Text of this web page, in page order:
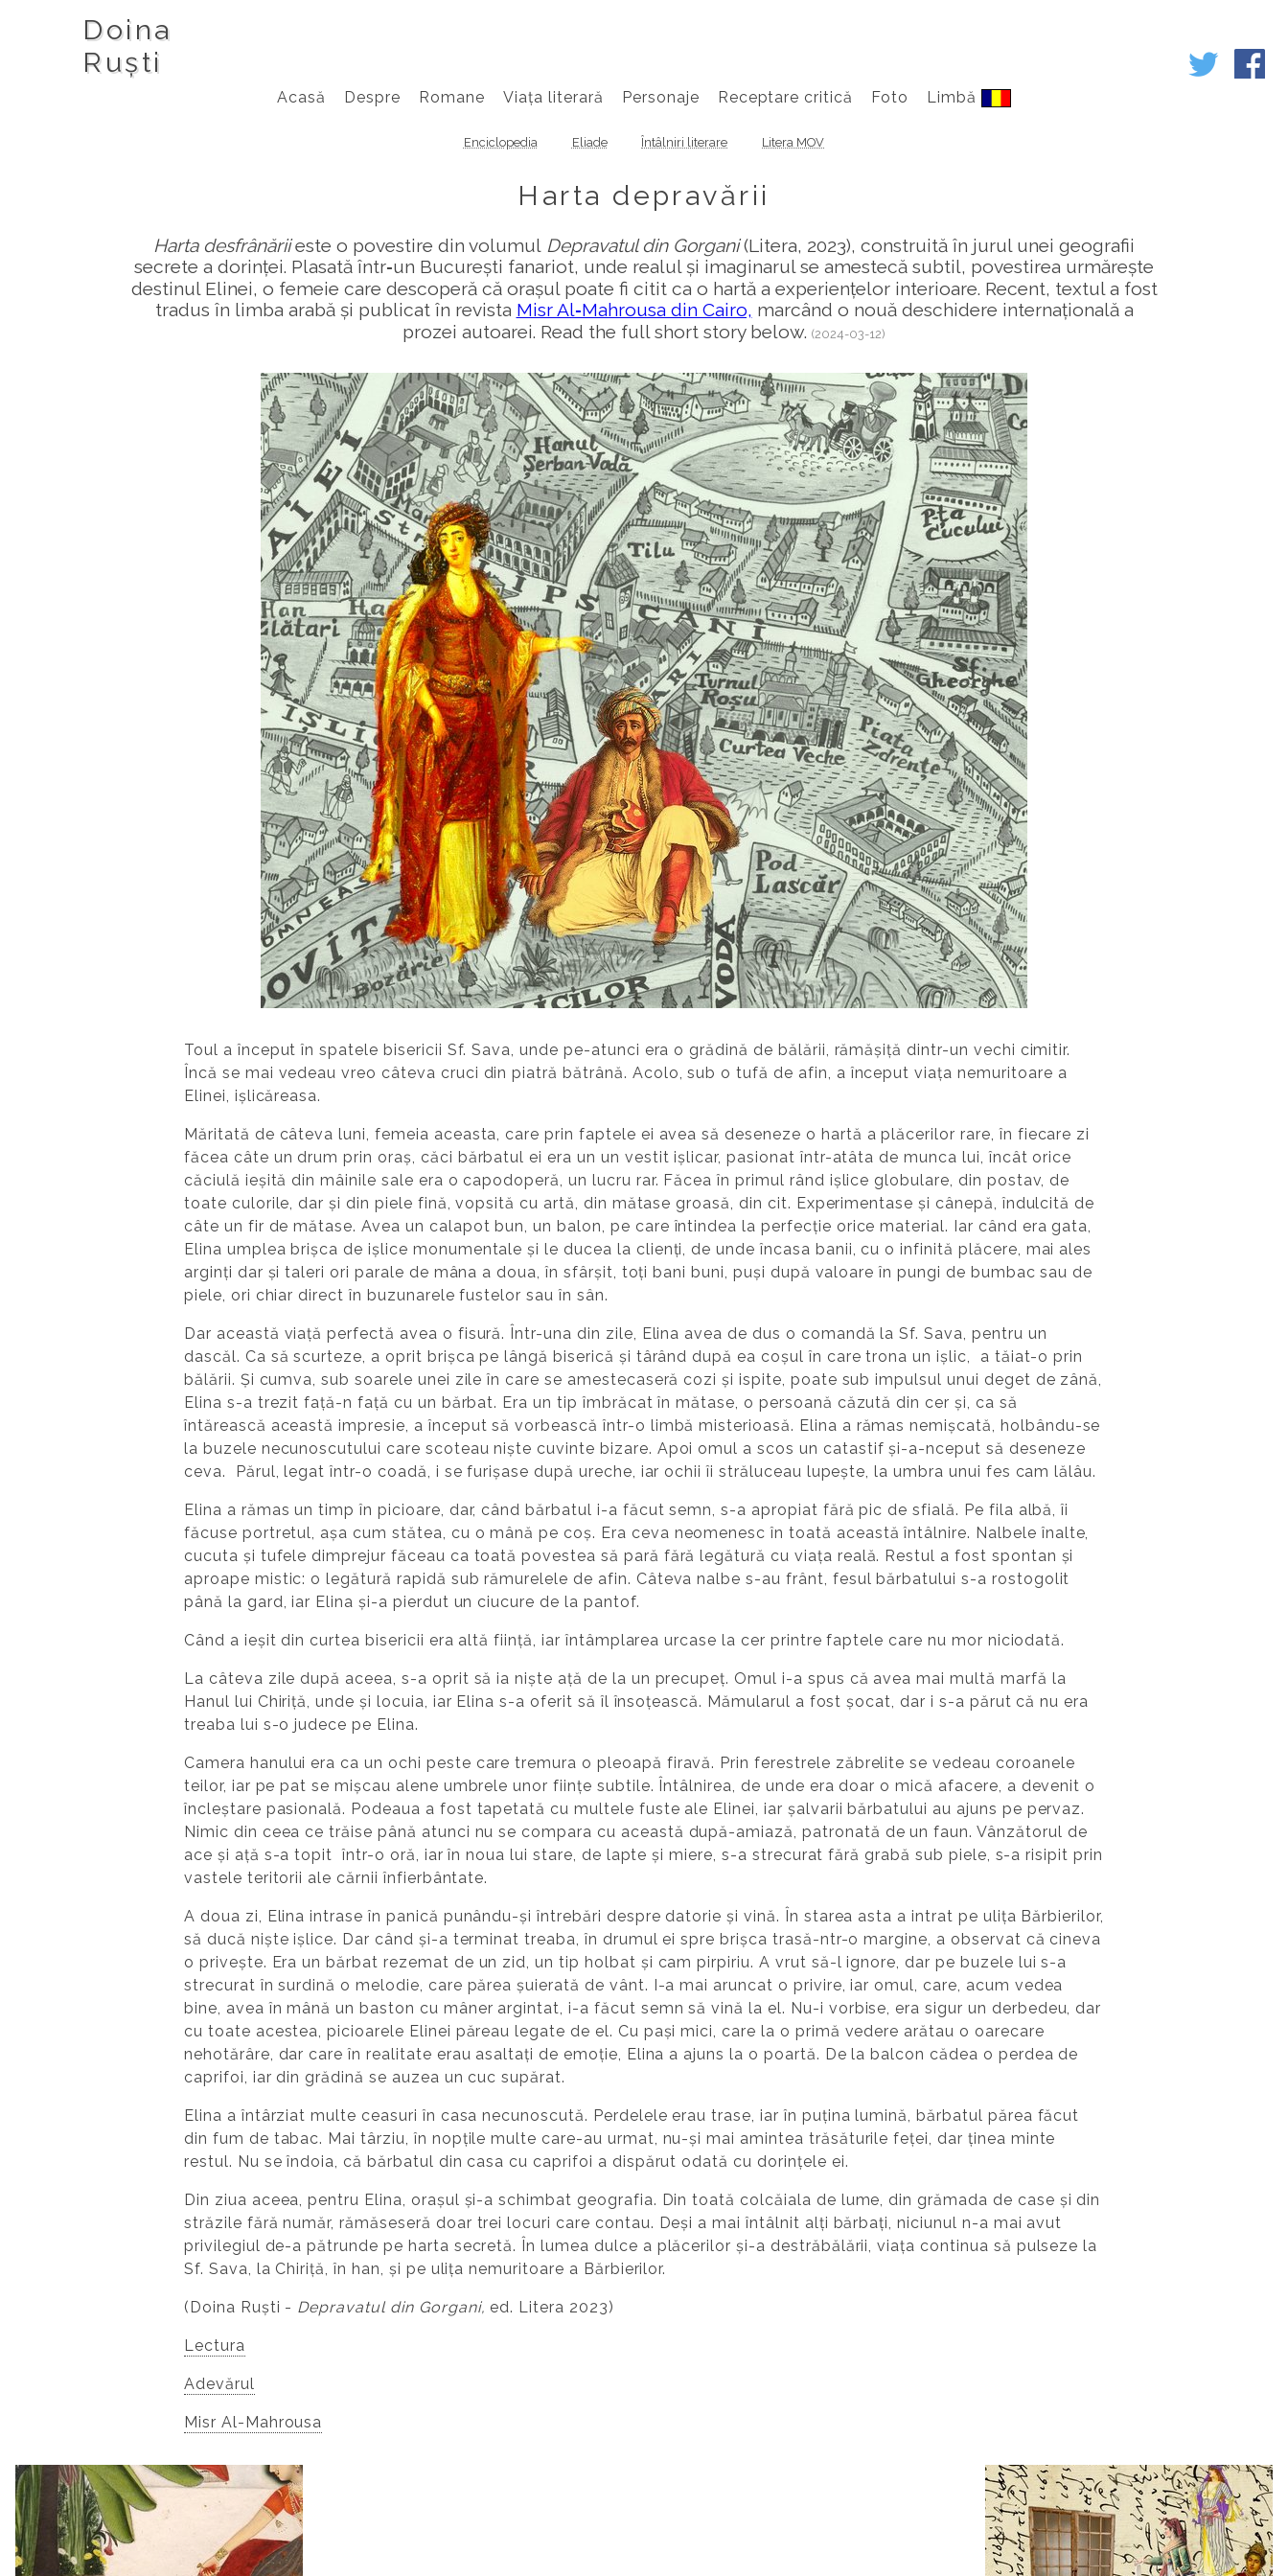
Doina
Ruști
Acasă Despre Romane Viața literară Personaje Receptare critică Foto Limbă
Enciclopedia Eliade Întâlniri literare Litera MOV
Harta depravării
Harta desfrânăriieste o povestire din volumul Depravatul din Gorgani(Litera, 2023), construită în jurul unei geografii
secrete a dorinței. Plasată într‑un București fanariot, unde realul și imaginarul se amestecă subtil, povestirea urmărește
destinul Elinei, o femeie care descoperă că orașul poate fi citit ca o hartă a experiențelor interioare. Recent, textul a fost
tradus în limba arabă și publicat în revista Misr Al‑Mahrousa din Cairo, marcând o nouă deschidere internațională a
prozei autoarei. Read the full short story below. (2024-03-12)
Toul a început în spatele bisericii Sf. Sava, unde pe-atunci era o grădină de bălării, rămășiță dintr-un vechi cimitir.
Încă se mai vedeau vreo câteva cruci din piatră bătrână. Acolo, sub o tufă de afin, a început viața nemuritoare a
Elinei, ișlicăreasa.
Măritată de câteva luni, femeia aceasta, care prin faptele ei avea să deseneze o hartă a plăcerilor rare, în fiecare zi
făcea câte un drum prin oraș, căci bărbatul ei era un un vestit ișlicar, pasionat într-atâta de munca lui, încât orice
căciulă ieșită din mâinile sale era o capodoperă, un lucru rar. Făcea în primul rând ișlice globulare, din postav, de
toate culorile, dar și din piele fină, vopsită cu artă, din mătase groasă, din cit. Experimentase și cânepă, îndulcită de
câte un fir de mătase. Avea un calapot bun, un balon, pe care întindea la perfecție orice material. Iar când era gata,
Elina umplea brișca de ișlice monumentale și le ducea la clienți, de unde încasa banii, cu o infinită plăcere, mai ales
arginți dar și taleri ori parale de mâna a doua, în sfârșit, toți bani buni, puși după valoare în pungi de bumbac sau de
piele, ori chiar direct în buzunarele fustelor sau în sân.
Dar această viață perfectă avea o fisură. Într-una din zile, Elina avea de dus o comandă la Sf. Sava, pentru un
dascăl. Ca să scurteze, a oprit brișca pe lângă biserică și târând după ea coșul în care trona un ișlic, a tăiat-o prin
bălării. Și cumva, sub soarele unei zile în care se amestecaseră cozi și ispite, poate sub impulsul unui deget de zână,
Elina s-a trezit față-n față cu un bărbat. Era un tip îmbrăcat în mătase, o persoană căzută din cer și, ca să
întărească această impresie, a început să vorbească într-o limbă misterioasă. Elina a rămas nemișcată, holbându-se
la buzele necunoscutului care scoteau niște cuvinte bizare. Apoi omul a scos un catastif și-a-nceput să deseneze
ceva. Părul, legat într-o coadă, i se furișase după ureche, iar ochii îi străluceau lupește, la umbra unui fes cam lălâu.
Elina a rămas un timp în picioare, dar, când bărbatul i-a făcut semn, s-a apropiat fără pic de sfială. Pe fila albă, îi
făcuse portretul, așa cum stătea, cu o mână pe coș. Era ceva neomenesc în toată această întâlnire. Nalbele înalte,
cucuta și tufele dimprejur făceau ca toată povestea să pară fără legătură cu viața reală. Restul a fost spontan și
aproape mistic: o legătură rapidă sub rămurelele de afin. Câteva nalbe s-au frânt, fesul bărbatului s-a rostogolit
până la gard, iar Elina și-a pierdut un ciucure de la pantof.
Când a ieșit din curtea bisericii era altă ființă, iar întâmplarea urcase la cer printre faptele care nu mor niciodată.
La câteva zile după aceea, s-a oprit să ia niște ață de la un precupeț. Omul i-a spus că avea mai multă marfă la
Hanul lui Chiriță, unde și locuia, iar Elina s-a oferit să îl însoțească. Mămularul a fost șocat, dar i s-a părut că nu era
treaba lui s-o judece pe Elina.
Camera hanului era ca un ochi peste care tremura o pleoapă firavă. Prin ferestrele zăbrelite se vedeau coroanele
teilor, iar pe pat se mișcau alene umbrele unor ființe subtile. Întâlnirea, de unde era doar o mică afacere, a devenit o
încleștare pasională. Podeaua a fost tapetată cu multele fuste ale Elinei, iar șalvarii bărbatului au ajuns pe pervaz.
Nimic din ceea ce trăise până atunci nu se compara cu această după-amiază, patronată de un faun. Vânzătorul de
ace și ață s-a topit într-o oră, iar în noua lui stare, de lapte și miere, s-a strecurat fără grabă sub piele, s-a risipit prin
vastele teritorii ale cărnii înfierbântate.
A doua zi, Elina intrase în panică punându-și întrebări despre datorie și vină. În starea asta a intrat pe ulița Bărbierilor,
să ducă niște ișlice. Dar când și-a terminat treaba, în drumul ei spre brișca trasă-ntr-o margine, a observat că cineva
o privește. Era un bărbat rezemat de un zid, un tip holbat și cam pirpiriu. A vrut să-l ignore, dar pe buzele lui s-a
strecurat în surdină o melodie, care părea șuierată de vânt. I-a mai aruncat o privire, iar omul, care, acum vedea
bine, avea în mână un baston cu mâner argintat, i-a făcut semn să vină la el. Nu-i vorbise, era sigur un derbedeu, dar
cu toate acestea, picioarele Elinei păreau legate de el. Cu pași mici, care la o primă vedere arătau o oarecare
nehotărâre, dar care în realitate erau asaltați de emoție, Elina a ajuns la o poartă. De la balcon cădea o perdea de
caprifoi, iar din grădină se auzea un cuc supărat.
Elina a întârziat multe ceasuri în casa necunoscută. Perdelele erau trase, iar în puțina lumină, bărbatul părea făcut
din fum de tabac. Mai târziu, în nopțile multe care-au urmat, nu-și mai amintea trăsăturile feței, dar ținea minte
restul. Nu se îndoia, că bărbatul din casa cu caprifoi a dispărut odată cu dorințele ei.
Din ziua aceea, pentru Elina, orașul și-a schimbat geografia. Din toată colcăiala de lume, din grămada de case și din
străzile fără număr, rămăseseră doar trei locuri care contau. Deși a mai întâlnit alți bărbați, niciunul n-a mai avut
privilegiul de-a pătrunde pe harta secretă. În lumea dulce a plăcerilor și-a destrăbălării, viața continua să pulseze la
Sf. Sava, la Chiriță, în han, și pe ulița nemuritoare a Bărbierilor.
(Doina Ruști - Depravatul din Gorgani, ed. Litera 2023)
Lectura
Adevărul
Misr Al-Mahrousa